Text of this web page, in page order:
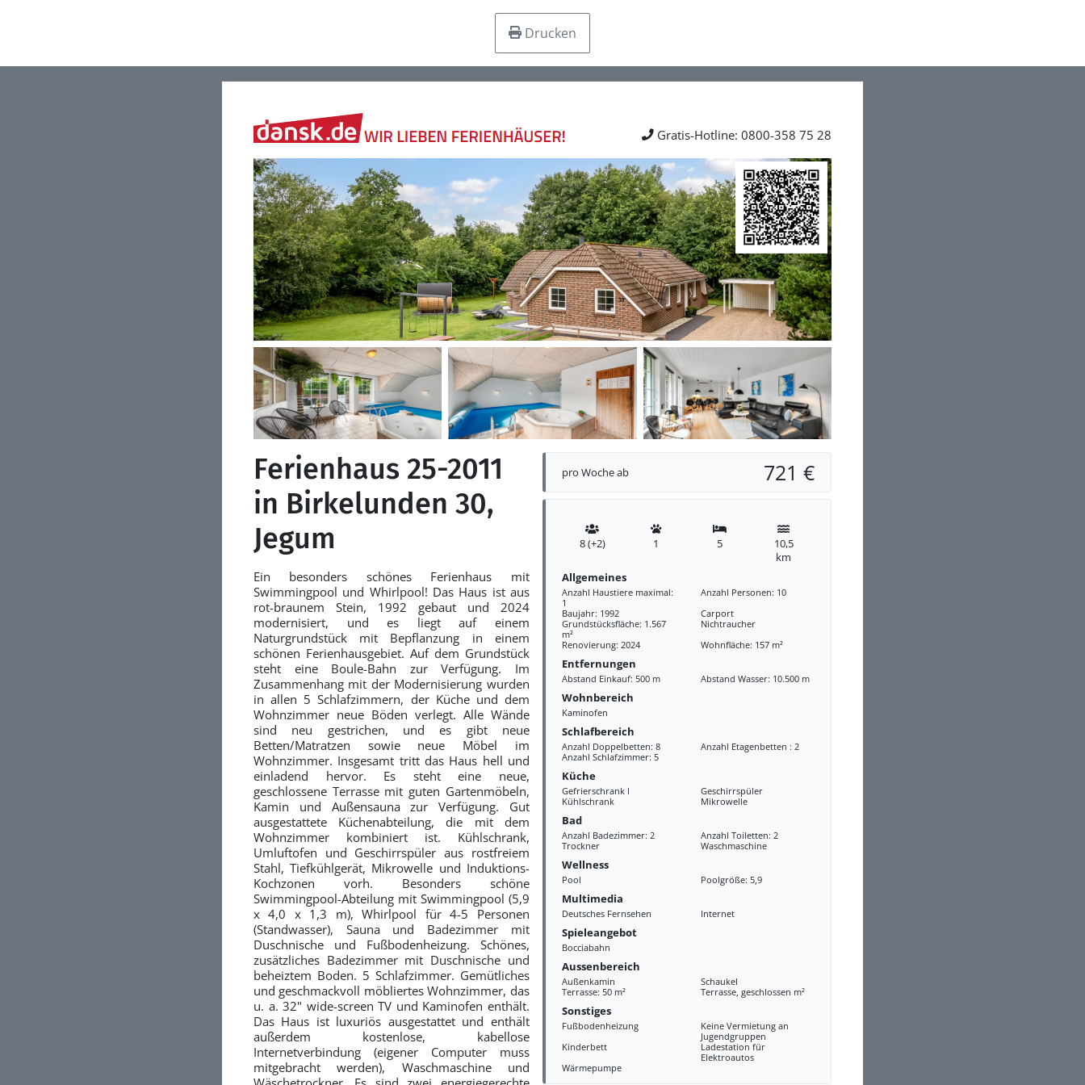
Drucken
Gratis-Hotline: 0800-358 75 28
pro Woche ab 721 €
8 (+2) 1 5
10,5
km
Allgemeines
Anzahl Haustiere maximal:
1
Anzahl Personen: 10
Baujahr: 1992
Carport
Grundstücksfläche: 1.567
m²
Nichtraucher
Renovierung: 2024
Wohnfläche: 157 m²
Entfernungen
Abstand Einkauf: 500 m Abstand Wasser: 10.500 m
Wohnbereich
Kaminofen
Schlafbereich
Anzahl Doppelbetten: 8
Anzahl Etagenbetten : 2
Anzahl Schlafzimmer: 5
Küche
Gefrierschrank l
Geschirrspüler
Kühlschrank
Mikrowelle
Bad
Anzahl Badezimmer: 2
Anzahl Toiletten: 2
Trockner
Waschmaschine
Wellness
Pool Poolgröße: 5,9
Multimedia
Deutsches Fernsehen Internet
Spieleangebot
Bocciabahn
Aussenbereich
Außenkamin
Schaukel
Terrasse: 50 m²
Terrasse, geschlossen m²
Sonstiges
Fußbodenheizung
Keine Vermietung an
Jugendgruppen
Kinderbett
Ladestation für
Elektroautos
Wärmepumpe
Ferienhaus 25-2011
in Birkelunden 30,
Jegum
Ein besonders schönes Ferienhaus mit
Swimmingpool und Whirlpool! Das Haus ist aus
rot-braunem Stein, 1992 gebaut und 2024
modernisiert, und es liegt auf einem
Naturgrundstück mit Bepflanzung in einem
schönen Ferienhausgebiet. Auf dem Grundstück
steht eine Boule-Bahn zur Verfügung. Im
Zusammenhang mit der Modernisierung wurden
in allen 5 Schlafzimmern, der Küche und dem
Wohnzimmer neue Böden verlegt. Alle Wände
sind neu gestrichen, und es gibt neue
Betten/Matratzen sowie neue Möbel im
Wohnzimmer. Insgesamt tritt das Haus hell und
einladend hervor. Es steht eine neue,
geschlossene Terrasse mit guten Gartenmöbeln,
Kamin und Außensauna zur Verfügung. Gut
ausgestattete Küchenabteilung, die mit dem
Wohnzimmer kombiniert ist. Kühlschrank,
Umluftofen und Geschirrspüler aus rostfreiem
Stahl, Tiefkühlgerät, Mikrowelle und Induktions-
Kochzonen vorh. Besonders schöne
Swimmingpool-Abteilung mit Swimmingpool (5,9
x 4,0 x 1,3 m), Whirlpool für 4-5 Personen
(Standwasser), Sauna und Badezimmer mit
Duschnische und Fußbodenheizung. Schönes,
zusätzliches Badezimmer mit Duschnische und
beheiztem Boden. 5 Schlafzimmer. Gemütliches
und geschmackvoll möbliertes Wohnzimmer, das
u. a. 32" wide-screen TV und Kaminofen enthält.
Das Haus ist luxuriös ausgestattet und enthält
außerdem kostenlose, kabellose
Internetverbindung (eigener Computer muss
mitgebracht werden), Waschmaschine und